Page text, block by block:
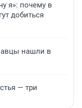
я»: почему в
добиться
нашли в
— три